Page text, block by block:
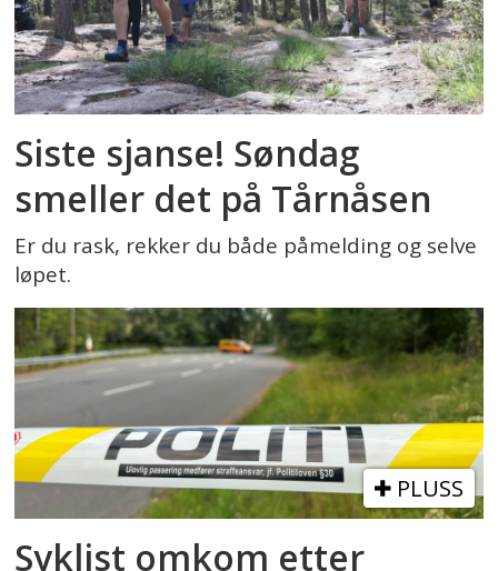
Siste sjanse! Søndag
smeller det på Tårnåsen
Er du rask, rekker du både påmelding og selve
løpet.
PLUSS
Syklist omkom etter